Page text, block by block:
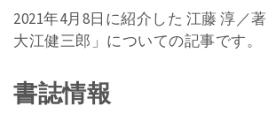
2021年4月8日に紹介した 江藤 淳／著
大江健三郎」についての記事です。
書誌情報